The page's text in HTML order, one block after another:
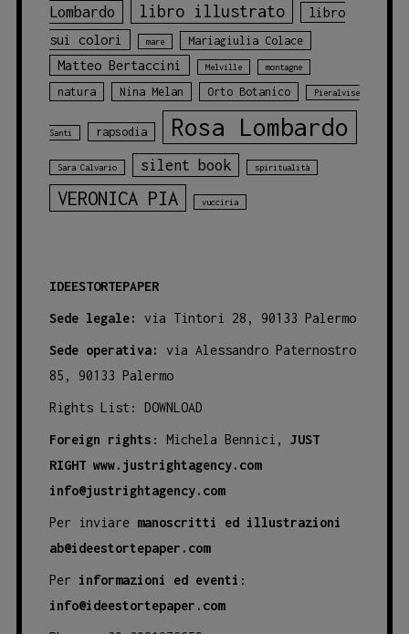
Lombardo
libro illustrato
libro
sui colori
mare Mariagiulia Colace
Matteo Bertaccini Melville montagne
natura Nina Melan Orto Botanico Pieralvise
Santi rapsodia Rosa Lombardo
Sara Calvario silent book spiritualità
VERONICA PIA vucciria
IDEESTORTEPAPER
Sede legale: via Tintori 28, 90133 Palermo
Sede operativa:
via Alessandro Paternostro
85, 90133 Palermo
Rights List: DOWNLOAD
Foreign rights : Michela Bennici, JUST
RIGHT www.justrightagency.com
info@justrightagency.com
Per inviare manoscritti ed illustrazioni
ab@ideestortepaper.com
Per informazioni ed eventi :
info@ideestortepaper.com